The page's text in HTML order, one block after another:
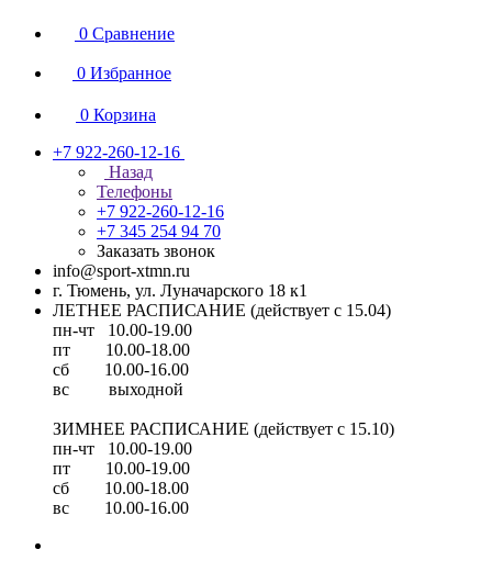
0 Сравнение
0 Избранное
0 Корзина
+7 922-260-12-16
Назад
Телефоны
+7 922-260-12-16
+7 345 254 94 70
Заказать звонок
info@sport-xtmn.ru
г. Тюмень, ул. Луначарского 18 к1
ЛЕТНЕЕ РАСПИСАНИЕ (действует с 15.04)
пн-чт 10.00-19.00
пт 10.00-18.00
сб 10.00-16.00
вс выходной
ЗИМНЕЕ РАСПИСАНИЕ (действует с 15.10)
пн-чт 10.00-19.00
пт 10.00-19.00
сб 10.00-18.00
вс 10.00-16.00